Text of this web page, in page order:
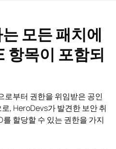
모든 패치에
항목이 포함되
로부터 권한을 위임받은 공인
, HeroDevs가 발견한 보안 취
를 할당할 수 있는 권한을 가지